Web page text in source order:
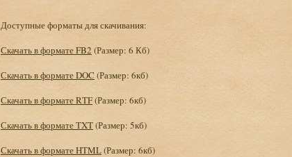
Доступные форматы для скачивания:
Скачать в формате FB2 (Размер: 6 Кб)
Скачать в формате DOC (Размер: 6кб)
Скачать в формате RTF(Размер: 6кб)
Скачать в формате TXT(Размер: 5кб)
Скачать в формате HTML(Размер: 6кб)